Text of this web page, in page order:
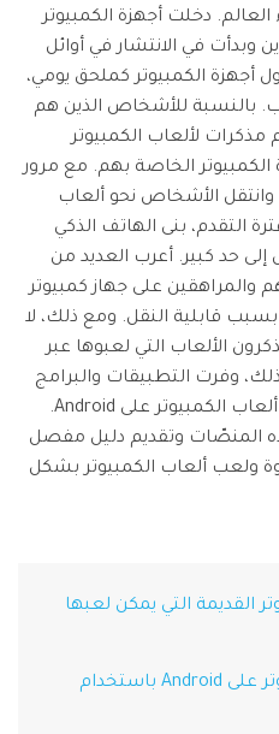
دخلت أجهزة الكمبيوتر
وبدأت في الانتشار في أوائل
أجهزة الكمبيوتر كملحق يومي،
بالنسبة للأشخاص الذين هم
لألعاب الكمبيوتر
الكمبيوتر الخاصة بهم. مع مرور
الأشخاص نحو ألعاب
التقدم، بنى الهاتف الذكي
حد كبير. أعرب العديد من
على جهاز كمبيوتر
قابلية النقل. ومع ذلك، لا
الألعاب التي لعبوها عبر
وفرت التطبيقات والبرامج
المختلفة لهم القدرة على لعب ألعاب الكمبيوتر على Android.
المنصّات وتقديم دليل مفصل
ولعب ألعاب الكمبيوتر بشكل
القديمة التي يمكن لعبها
الجزء 2. العب ألعاب الكمبيوتر على Android باستخدام